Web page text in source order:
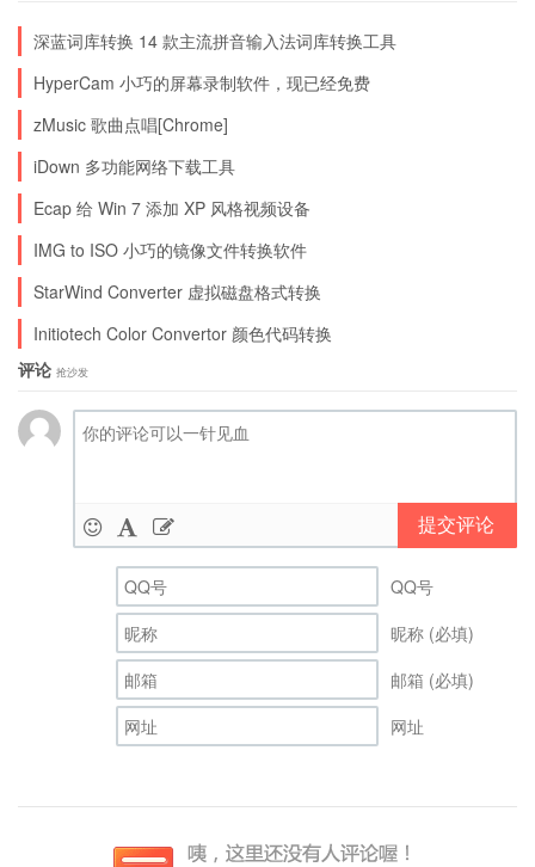
深蓝词库转换 14 款主流拼音输入法词库转换工具
HyperCam 小巧的屏幕录制软件，现已经免费
zMusic 歌曲点唱[Chrome]
iDown 多功能网络下载工具
Ecap 给 Win 7 添加 XP 风格视频设备
IMG to ISO 小巧的镜像文件转换软件
StarWind Converter 虚拟磁盘格式转换
Initiotech Color Convertor 颜色代码转换
评论 抢沙发
提交评论
QQ号
昵称 (必填)
邮箱 (必填)
网址